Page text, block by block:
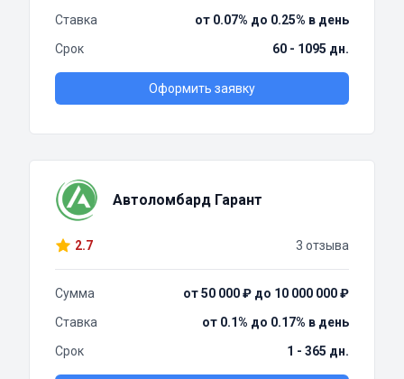
Ставка
от 0.07% до 0.25% в день
Срок
60 - 1095 дн.
Оформить заявку
Автоломбард Гарант
2.7 3 отзыва
Сумма
от 50 000 ₽ до 10 000 000 ₽
Ставка
от 0.1% до 0.17% в день
Срок
1 - 365 дн.